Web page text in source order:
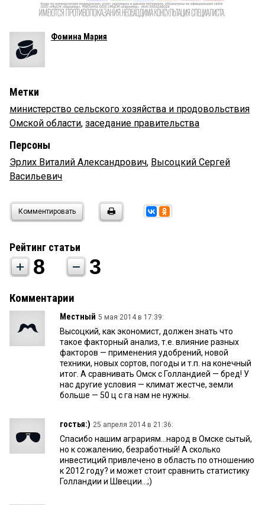
Фомина Мария
Метки
министерство сельского хозяйства и продовольствия
Омской области, заседание правительства
Персоны
Эрлих Виталий Александрович, Высоцкий Сергей
Васильевич
Комментировать
Рейтинг статьи
8 3
Комментарии
Местный 5 мая 2014 в 17:39:
Высоцкий, как экономист, должен знать что
такое факторный анализ, т.е. влияние разных
факторов — применения удобрений, новой
техники, новых сортов, погоды и т.п. на конечный
итог. А сравнивать Омск с Голландией — бред! У
нас другие условия — климат жестче, земли
больше — 50 ц с га нам не нужны.
гостья:) 25 апреля 2014 в 21:36:
Спасибо нашим аграриям...народ в Омске сытый,
но к сожалению, безработный! А сколько
инвестиций привлечено в область по отношению
к 2012 году? и может стоит сравнить статистику
Голландии и Швеции...;)